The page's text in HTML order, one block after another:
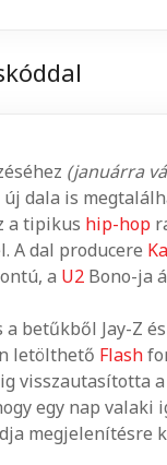
(januárra
dala is
a tipikus hip-hop
A dal producere
a U2 Bono-ja
betűkből Jay-Z
letölthető Flash
visszautasította a
egy nap valaki
megjelenítésre